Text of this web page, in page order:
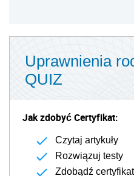
Uprawnienia
QUIZ
Jak zdobyć Certyfikat:
Czytaj artykuły
Rozwiązuj testy
Zdobądź certyfikat